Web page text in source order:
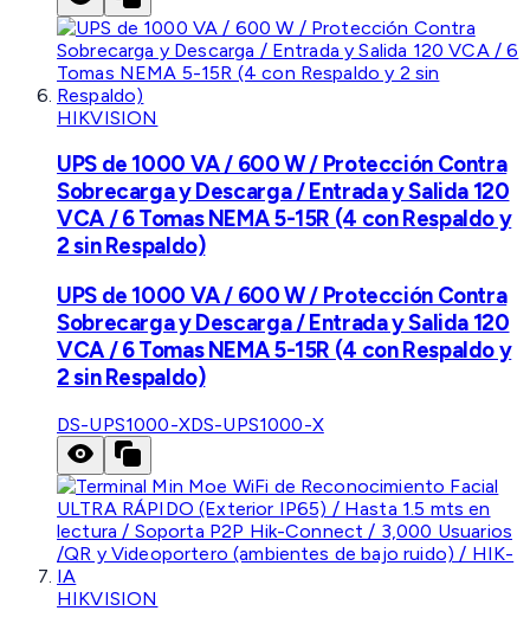
HIKVISION
UPS de 1000 VA / 600 W / Protección Contra
Sobrecarga y Descarga / Entrada y Salida 120
VCA / 6 Tomas NEMA 5-15R (4 con Respaldo y
2 sin Respaldo)
UPS de 1000 VA / 600 W / Protección Contra
Sobrecarga y Descarga / Entrada y Salida 120
VCA / 6 Tomas NEMA 5-15R (4 con Respaldo y
2 sin Respaldo)
DS-UPS1000-XDS-UPS1000-X
HIKVISION